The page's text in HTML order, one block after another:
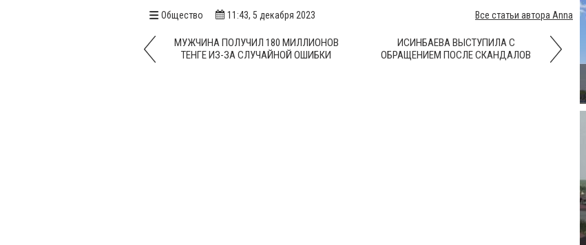
Общество 11:43, 5 декабря 2023 Все статьи автора Anna
МУЖЧИНА ПОЛУЧИЛ 180 МИЛЛИОНОВ
ТЕНГЕ ИЗ-ЗА СЛУЧАЙНОЙ ОШИБКИ
ИСИНБАЕВА ВЫСТУПИЛА С
ОБРАЩЕНИЕМ ПОСЛЕ СКАНДАЛОВ